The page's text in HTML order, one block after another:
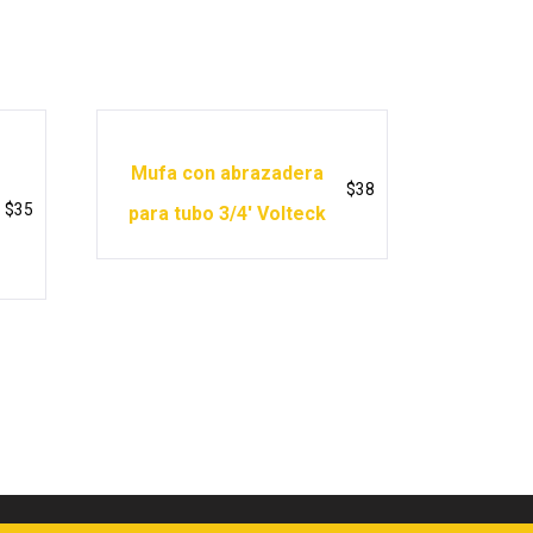
$35
Mufa con abrazadera
para tubo 3/4′ Volteck
$38